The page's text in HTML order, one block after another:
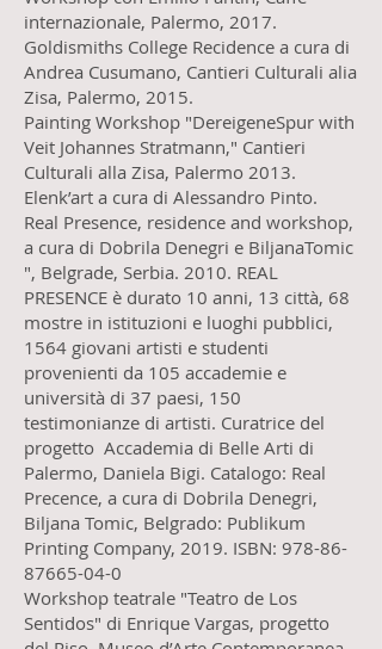
internazionale, Palermo, 2017.
Goldismiths College Recidence a cura di
Andrea Cusumano, Cantieri Culturali alia
Zisa, Palermo, 2015.
Painting Workshop "DereigeneSpur with
Veit Johannes Stratmann," Cantieri
Culturali alla Zisa, Palermo 2013.
Elenk’art a cura di Alessandro Pinto.
Real Presence, residence and workshop,
a cura di Dobrila Denegri e BiljanaTomic
", Belgrade, Serbia. 2010. REAL
PRESENCE è durato 10 anni, 13 città, 68
mostre in istituzioni e luoghi pubblici,
1564 giovani artisti e studenti
provenienti da 105 accademie e
università di 37 paesi, 150
testimonianze di artisti. Curatrice del
progetto Accademia di Belle Arti di
Palermo, Daniela Bigi. Catalogo: Real
Precence, a cura di Dobrila Denegri,
Biljana Tomic, Belgrado: Publikum
Printing Company, 2019. ISBN: 978-86-
87665-04-0
Workshop teatrale "Teatro de Los
Sentidos" di Enrique Vargas, progetto